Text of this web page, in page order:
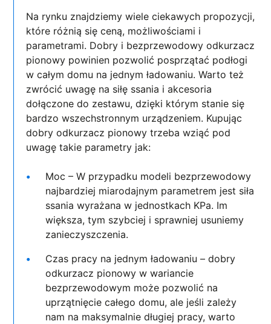
Na rynku znajdziemy wiele ciekawych propozycji,
które różnią się ceną, możliwościami i
parametrami. Dobry i bezprzewodowy odkurzacz
pionowy powinien pozwolić posprzątać podłogi
w całym domu na jednym ładowaniu. Warto też
zwrócić uwagę na siłę ssania i akcesoria
dołączone do zestawu, dzięki którym stanie się
bardzo wszechstronnym urządzeniem. Kupując
dobry odkurzacz pionowy trzeba wziąć pod
uwagę takie parametry jak:
Moc – W przypadku modeli bezprzewodowy
najbardziej miarodajnym parametrem jest siła
ssania wyrażana w jednostkach KPa. Im
większa, tym szybciej i sprawniej usuniemy
zanieczyszczenia.
Czas pracy na jednym ładowaniu – dobry
odkurzacz pionowy w wariancie
bezprzewodowym może pozwolić na
uprzątnięcie całego domu, ale jeśli zależy
nam na maksymalnie długiej pracy, warto